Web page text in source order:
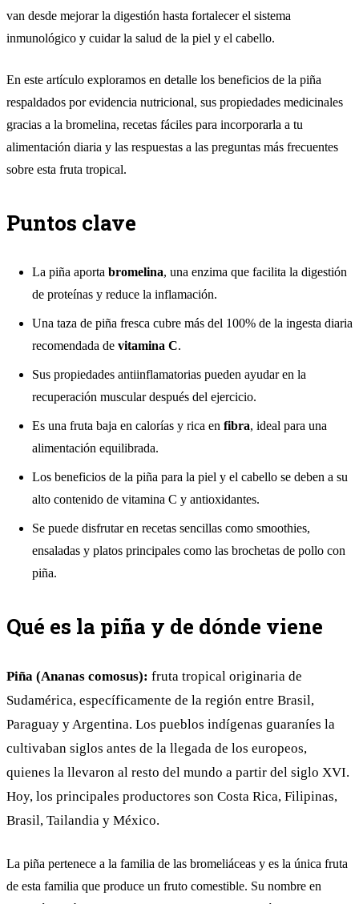
van desde mejorar la digestión hasta fortalecer el sistema
inmunológico y cuidar la salud de la piel y el cabello.
En este artículo exploramos en detalle los beneficios de la piña
respaldados por evidencia nutricional, sus propiedades medicinales
gracias a la bromelina, recetas fáciles para incorporarla a tu
alimentación diaria y las respuestas a las preguntas más frecuentes
sobre esta fruta tropical.
Puntos clave
La piña aporta bromelina, una enzima que facilita la digestión
de proteínas y reduce la inflamación.
Una taza de piña fresca cubre más del 100% de la ingesta diaria
recomendada de vitamina C.
Sus propiedades antiinflamatorias pueden ayudar en la
recuperación muscular después del ejercicio.
Es una fruta baja en calorías y rica en fibra, ideal para una
alimentación equilibrada.
Los beneficios de la piña para la piel y el cabello se deben a su
alto contenido de vitamina C y antioxidantes.
Se puede disfrutar en recetas sencillas como smoothies,
ensaladas y platos principales como las brochetas de pollo con
piña.
Qué es la piña y de dónde viene
Piña (Ananas comosus): fruta tropical originaria de
Sudamérica, específicamente de la región entre Brasil,
Paraguay y Argentina. Los pueblos indígenas guaraníes la
cultivaban siglos antes de la llegada de los europeos,
quienes la llevaron al resto del mundo a partir del siglo XVI.
Hoy, los principales productores son Costa Rica, Filipinas,
Brasil, Tailandia y México.
La piña pertenece a la familia de las bromeliáceas y es la única fruta
de esta familia que produce un fruto comestible. Su nombre en